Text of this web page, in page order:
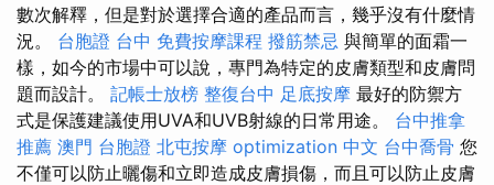
數次解釋，但是對於選擇合適的產品而言，幾乎沒有什麼情
況。 台胞證 台中 免費按摩課程 撥筋禁忌 與簡單的面霜一
樣，如今的市場中可以說，專門為特定的皮膚類型和皮膚問
題而設計。 記帳士放榜 整復台中 足底按摩 最好的防禦方
式是保護建議使用UVA和UVB射線的日常用途。 台中推拿
推薦 澳門 台胞證 北屯按摩 optimization 中文 台中喬骨 您
不僅可以防止曬傷和立即造成皮膚損傷，而且可以防止皮膚